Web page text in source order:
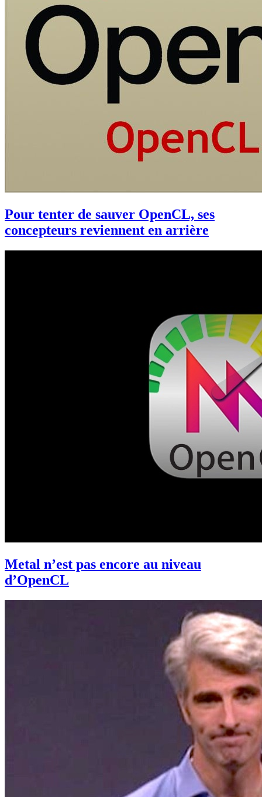
Pour tenter de sauver OpenCL, ses
concepteurs reviennent en arrière
Metal n’est pas encore au niveau
d’OpenCL